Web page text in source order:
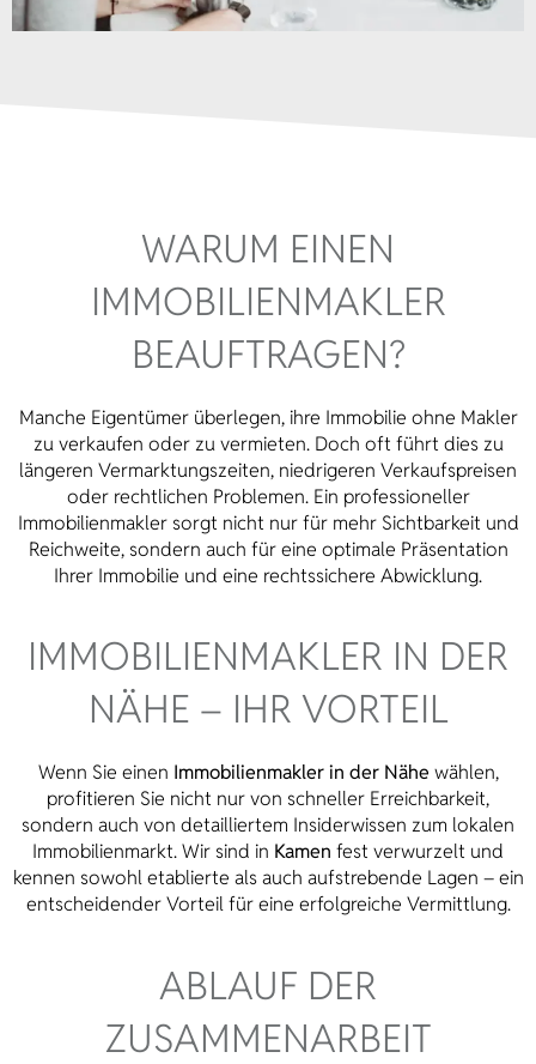
WARUM EINEN
IMMOBILIENMAKLER
BEAUFTRAGEN?
Manche Eigentümer überlegen, ihre Immobilie ohne Makler
zu verkaufen oder zu vermieten. Doch oft führt dies zu
längeren Vermarktungszeiten, niedrigeren Verkaufspreisen
oder rechtlichen Problemen. Ein professioneller
Immobilienmakler sorgt nicht nur für mehr Sichtbarkeit und
Reichweite, sondern auch für eine optimale Präsentation
Ihrer Immobilie und eine rechtssichere Abwicklung.
IMMOBILIENMAKLER IN DER
NÄHE – IHR VORTEIL
Wenn Sie einen Immobilienmakler in der Nähe wählen,
profitieren Sie nicht nur von schneller Erreichbarkeit,
sondern auch von detailliertem Insiderwissen zum lokalen
Immobilienmarkt. Wir sind in Kamen fest verwurzelt und
kennen sowohl etablierte als auch aufstrebende Lagen – ein
entscheidender Vorteil für eine erfolgreiche Vermittlung.
ABLAUF DER
ZUSAMMENARBEIT